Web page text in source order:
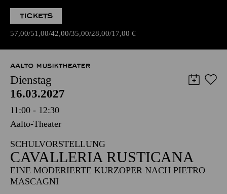
Dichtung vom Komponisten
17:15 Einführung
57,00 51,00 42,00 35,00
AALTO MUSIKTHEATER
Dienstag
16.03.2027
11:00 - 12:30
Aalto-Theater
SCHULVORSTELLUNG
CAVALLERIA RUSTICANA